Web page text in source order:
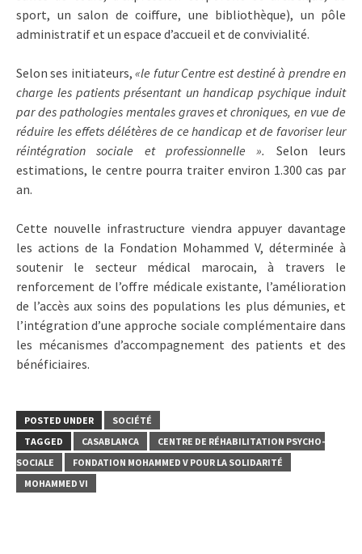
sport, un salon de coiffure, une bibliothèque), un pôle
administratif et un espace d’accueil et de convivialité.
Selon ses initiateurs,«le futur Centre est destiné à prendre en
charge les patients présentant un handicap psychique induit
par des pathologies mentales graves et chroniques, en vue de
réduire les effets délétères de ce handicap et de favoriser leur
réintégration sociale et professionnelle ».
Selon leurs
estimations, le centre pourra traiter environ 1.300 cas par
an.
Cette nouvelle infrastructure viendra appuyer davantage
les actions de la Fondation Mohammed V, déterminée à
soutenir le secteur médical marocain, à travers le
renforcement de l’offre médicale existante, l’amélioration
de l’accès aux soins des populations les plus démunies, et
l’intégration d’une approche sociale complémentaire dans
les mécanismes d’accompagnement des patients et des
bénéficiaires.
POSTED UNDER
SOCIÉTÉ
TAGGED
CASABLANCA
CENTRE DE RÉHABILITATION PSYCHO-
SOCIALE
FONDATION MOHAMMED V POUR LA SOLIDARITÉ
MOHAMMED VI